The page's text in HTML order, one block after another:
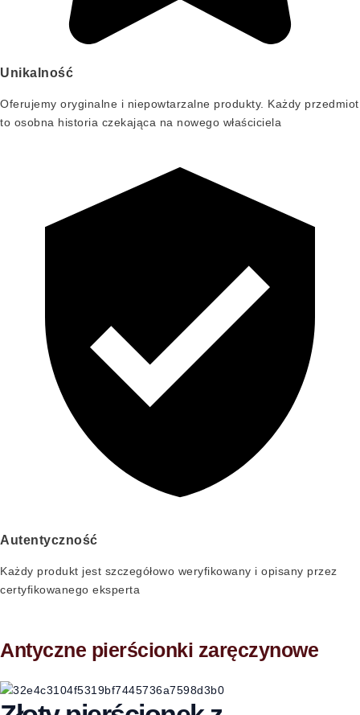
Unikalność
Oferujemy oryginalne i niepowtarzalne produkty. Każdy przedmiot
to osobna historia czekająca na nowego właściciela
Autentyczność
Każdy produkt jest szczegółowo weryfikowany i opisany przez
certyfikowanego eksperta
Antyczne pierścionki zaręczynowe